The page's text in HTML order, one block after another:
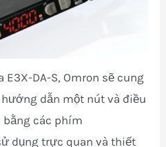
DA-S, Omron sẽ cung
dẫn một nút và điều
các phím
dụng trực quan và thiết